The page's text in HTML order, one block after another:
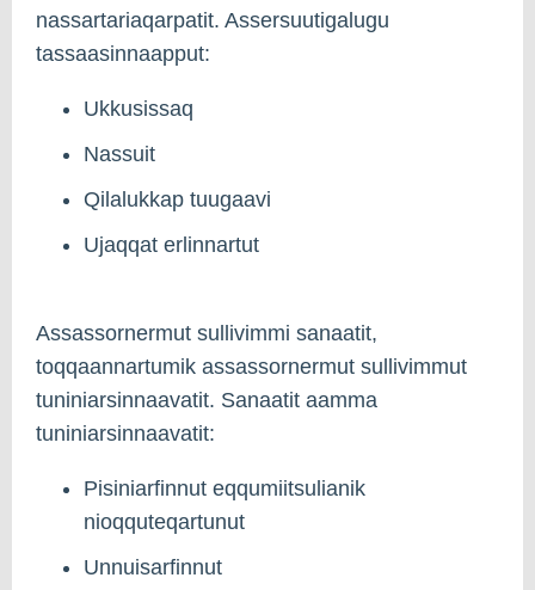
nassartariaqarpatit. Assersuutigalugu
tassaasinnaapput:
Ukkusissaq
Nassuit
Qilalukkap tuugaavi
Ujaqqat erlinnartut
Assassornermut sullivimmi sanaatit,
toqqaannartumik assassornermut sullivimmut
tuniniarsinnaavatit. Sanaatit aamma
tuniniarsinnaavatit:
Pisiniarfinnut eqqumiitsulianik
nioqquteqartunut
Unnuisarfinnut